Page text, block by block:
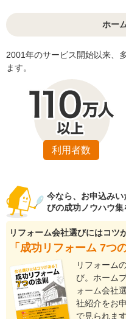
ホー
2001年のサービス開始以来、
ます。
利用者数
今なら、お申込み
びの成功ノウハウ集
リフォーム会社選びにはコツ
「成功リフォーム 7つ
リフォーム
び。ホーム
ォーム会社
社紹介をお
で見られます